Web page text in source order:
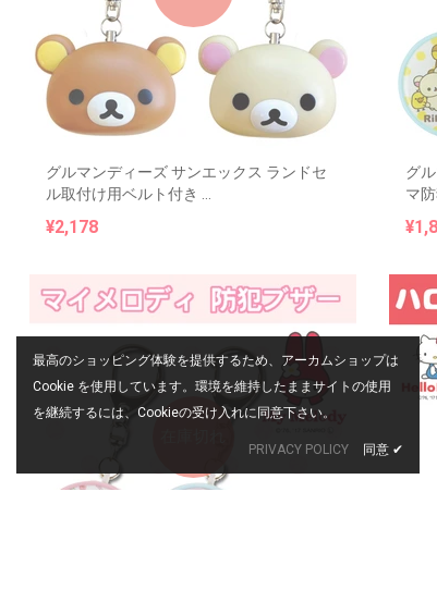
グルマンディーズ サンエックス ランドセ
ル取付け用ベルト付き ...
¥2,178
グ
マ
最高のショッピング体験を提供するため、アーカムショップは
Cookie を使用しています。環境を維持したままサイトの使用
を継続するには、Cookieの受け入れに同意下さい。
PRIVACY POLICY 同意 ✔